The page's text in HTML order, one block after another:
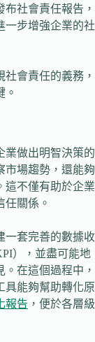
社會責任報告，
一步增強企業的社
會責任的義務，
。
業做出明智決策的
市場趨勢，還能夠
這不僅有助於企業
關係。
一套完善的數據收
），並盡可能地
在這個過程中，
具能夠幫助轉化原
報告 ，便於各層級